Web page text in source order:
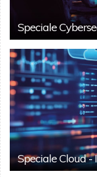
Speciale
Speciale Cloud